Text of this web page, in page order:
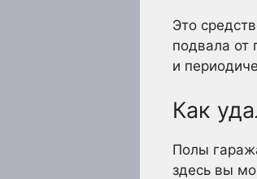
Это
подвала от
и
Как
Полы
здесь вы